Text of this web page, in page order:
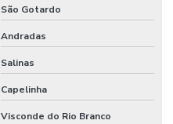
São Gotardo
Andradas
Salinas
Capelinha
Visconde do Rio Branco